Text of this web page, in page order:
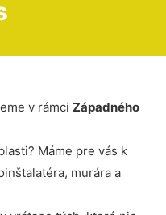
v rámci Západného
Máme pre vás k
murára a